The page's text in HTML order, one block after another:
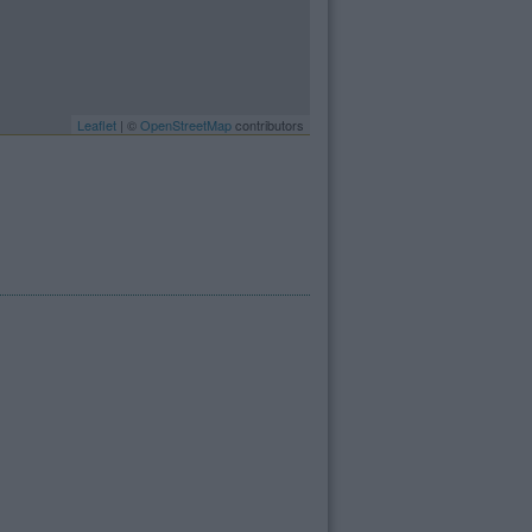
Leaflet | © OpenStreetMapcontributors